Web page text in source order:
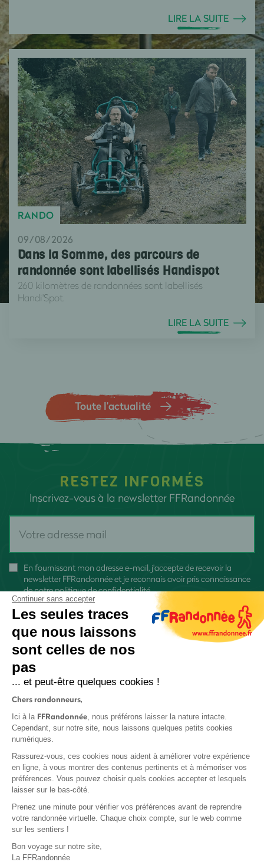
LIRE LA SUITE
RANDO
09/08/2026
Dans la Somme, des parcours de
randonnée sont labellisés Handispot
260 kilomètres de randonnées sont labellisés
Handi'Spot.
LIRE LA SUITE
Toute l’actualité
RESTEZ INFORMÉS
Inscrivez-vous à la newsletter FFRandonnée
En fournissant mon adresse e-mail, j'accepte de recevoir la
newsletter FFRandonnée et je reconnais avoir pris connaissance
denotre politique de confidentialité
Protection des données
Politique de confidentialité
Continuer sans accepter
Les seules traces
que nous laissons
sont celles de nos
pas
... et peut-être quelques cookies !
Chers randonneurs,
Ici à la FFRandonnée, nous préférons laisser la nature intacte.
Cependant, sur notre site, nous laissons quelques petits cookies
numériques.
Rassurez-vous, ces cookies nous aident à améliorer votre expérience
en ligne, à vous montrer des contenus pertinents et à mémoriser vos
préférences. Vous pouvez choisir quels cookies accepter et lesquels
laisser sur le bas-côté.
Prenez une minute pour vérifier vos préférences avant de reprendre
votre randonnée virtuelle. Chaque choix compte, sur le web comme
sur les sentiers !
Bon voyage sur notre site,
La FFRandonnée